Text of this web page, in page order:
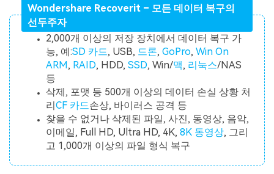
Wondershare Recoverit – 모든 데이터 복구의
선두주자
2,000개 이상의 저장 장치에서 데이터 복구 가
능, 예:SD 카드, USB, 드론,GoPro,Win On
ARM, RAID, HDD,SSD, Win/맥, 리눅스/NAS
등
삭제, 포맷 등 500개 이상의 데이터 손실 상황 처
리CF 카드손상, 바이러스 공격 등
찾을 수 없거나 삭제된 파일, 사진, 동영상, 음악,
이메일, Full HD, Ultra HD, 4K,8K 동영상, 그리
고 1,000개 이상의 파일 형식 복구